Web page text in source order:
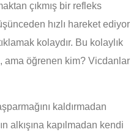
çıkmış bir refleks
hızlı hareket ediyor
kolaydır. Bu kolaylık
ama öğrenen kim? Vicdanlar
kaldırmadan
alkışına kapılmadan kendi